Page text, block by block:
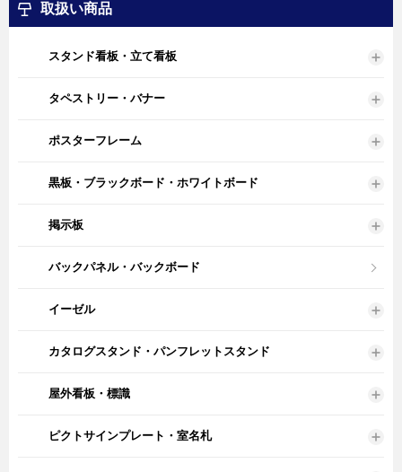
取扱い商品
スタンド看板・立て看板
タペストリー・バナー
ポスターフレーム
黒板・ブラックボード・ホワイトボード
掲示板
バックパネル・バックボード
イーゼル
カタログスタンド・パンフレットスタンド
屋外看板・標識
ピクトサインプレート・室名札